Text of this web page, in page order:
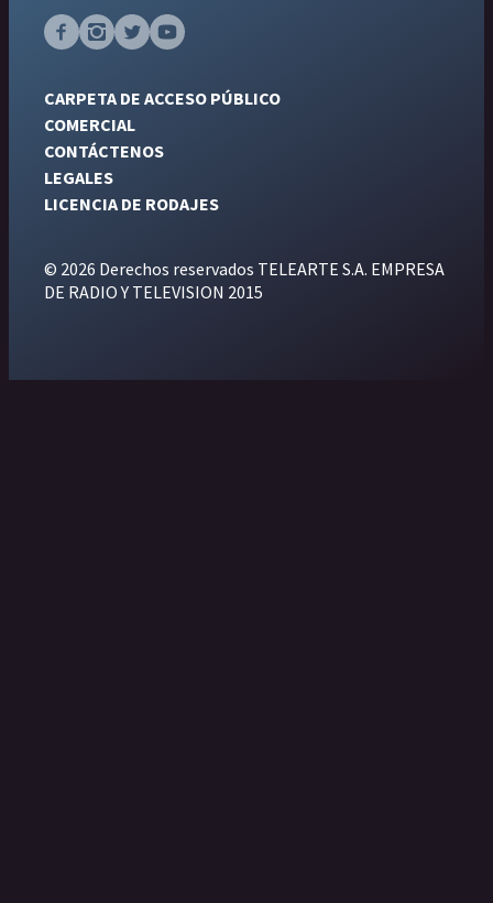
CARPETA DE ACCESO PÚBLICO
COMERCIAL
CONTÁCTENOS
LEGALES
LICENCIA DE RODAJES
© 2026 Derechos reservados TELEARTE S.A. EMPRESA
DE RADIO Y TELEVISION 2015